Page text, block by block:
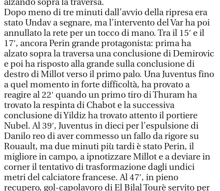
alzando sopra la traversa.
Dopo meno di tre minuti dall’avvio della ripresa era
stato Undav a segnare, ma l’intervento del Var ha poi
annullato la rete per un tocco di mano. Tra il 15′ e il
17′, ancora Perin grande protagonista: prima ha
alzato sopra la traversa una conclusione di Demirovic
e poi ha risposto alla grande sulla conclusione di
destro di Millot verso il primo palo. Una Juventus fino
a quel momento in forte difficoltà, ha provato a
reagire al 22′ quando un primo tiro di Thuram ha
trovato la respinta di Chabot e la successiva
conclusione di Yildiz ha trovato attento il portiere
Nubel. Al 39′, Juventus in dieci per l’espulsione di
Danilo reo di aver commesso un fallo da rigore su
Rouault, ma due minuti più tardi è stato Perin, il
migliore in campo, a ipnotizzare Millot e a deviare in
corner il tentativo di trasformazione dagli undici
metri del calciatore francese. Al 47′, in pieno
recupero, gol-capolavoro di El Bilal Tourè servito per